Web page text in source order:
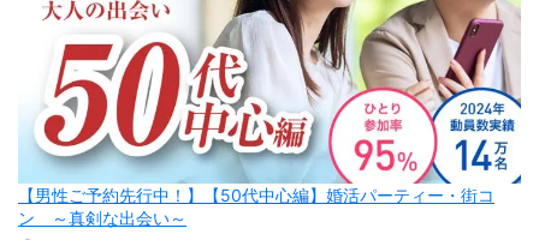
【男性ご予約先行中！】【50代中心編】婚活パーティー・街コ
ン ～真剣な出会い～